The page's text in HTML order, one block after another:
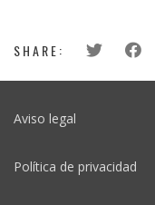
SHARE:
Aviso legal
Política de privacidad